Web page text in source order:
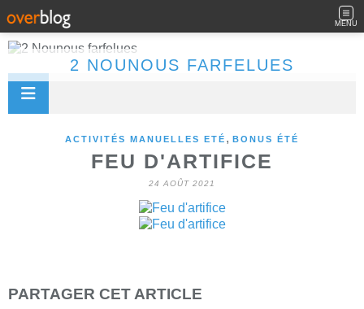
MENU
2 NOUNOUS FARFELUES
ACTIVITÉS MANUELLES ETÉ , BONUS ÉTÉ
FEU D'ARTIFICE
24 AOÛT 2021
PARTAGER CET ARTICLE